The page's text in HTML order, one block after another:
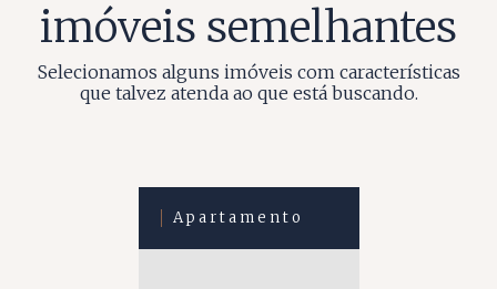
imóveis semelhantes
Selecionamos alguns imóveis com características
que talvez atenda ao que está buscando.
Apartamento